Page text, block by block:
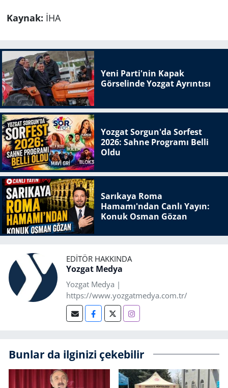
Kaynak: İHA
Yeni Parti'nin Kapak
Görselinde Yozgat Ayrıntısı
Yozgat Sorgun'da Sorfest
2026: Sahne Programı Belli
Oldu
Sarıkaya Roma
Hamamı'ndan Canlı Yayın:
Konuk Osman Gözan
EDITÖR HAKKINDA
Yozgat Medya
Yozgat Medya |
https://www.yozgatmedya.com.tr/
Bunlar da ilginizi çekebilir